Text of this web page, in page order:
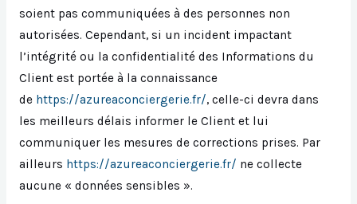
soient pas communiquées à des personnes non
autorisées. Cependant, si un incident impactant
l’intégrité ou la confidentialité des Informations du
Client est portée à la connaissance
de https://azureaconciergerie.fr/, celle-ci devra dans
les meilleurs délais informer le Client et lui
communiquer les mesures de corrections prises. Par
ailleurs https://azureaconciergerie.fr/ ne collecte
aucune « données sensibles ».